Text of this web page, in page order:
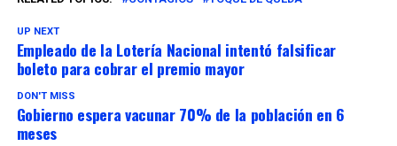
UP NEXT
Empleado de la Lotería Nacional intentó falsificar
boleto para cobrar el premio mayor
DON'T MISS
Gobierno espera vacunar 70% de la población en 6
meses